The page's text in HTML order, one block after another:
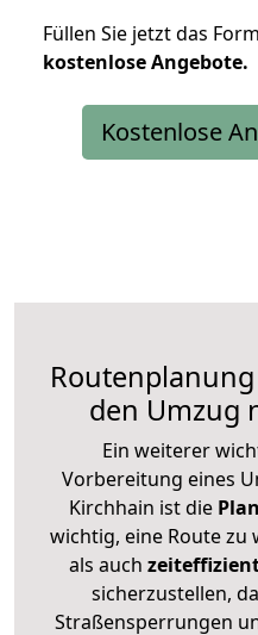
Füllen Sie jetzt das
kostenloseAngebote.
Kostenlose
den Umzug
Ein weiterer
Vorbereitung eines
Kirchhain ist die
wichtig, eine Route zu
als auch
sicherzustellen,
Straßensperrungen